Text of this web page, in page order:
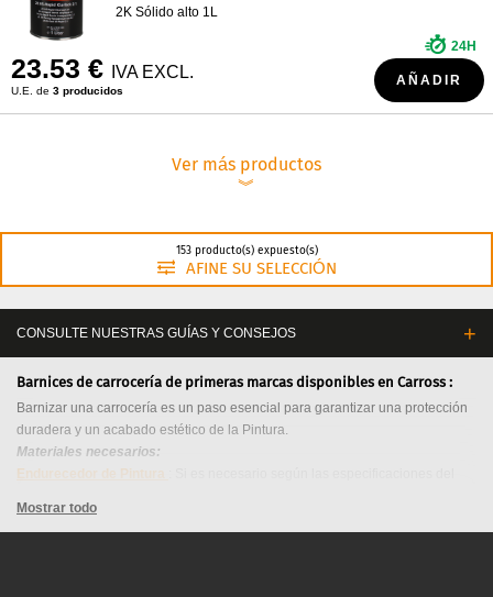
2K Sólido alto 1L
23.53 € IVA EXCL.
U.E. de 3 producidos
24H
AÑADIR
Ver más productos
︾
153 producto(s) expuesto(s)
AFINE SU SELECCIÓN
CONSULTE NUESTRAS GUÍAS Y CONSEJOS
Barnices de carrocería de primeras marcas disponibles en Carross :
Barnizar una carrocería es un paso esencial para garantizar una protección
duradera y un acabado estético de la Pintura.
Materiales necesarios:
Endurecedor de Pintura
Diluyente de Pintura
Mostrar todo